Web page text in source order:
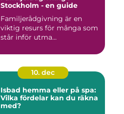
Stockholm - en guide
Familjerådgivning är en
viktig resurs för många som
står inför utma...
10. dec
Isbad hemma eller på spa:
Vilka fördelar kan du räkna
med?